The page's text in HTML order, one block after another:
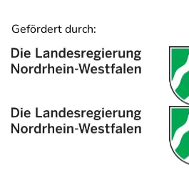
Gefördert durch: